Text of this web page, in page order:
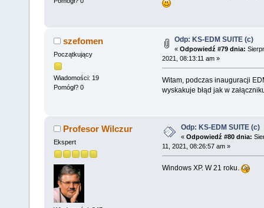
szefomen
Początkujący
Wiadomości: 19
Pomógł? 0
Odp: KS-EDM SUITE (c)
« Odpowiedź #79 dnia:
2021, 08:13:11 am »
Witam, podczas inauguracji
wyskakuje błąd jak w
Profesor Wilczur
Ekspert
Odp: KS-EDM SUITE (c)
« Odpowiedź #80 dnia:
11, 2021, 08:26:57 am »
Windows XP. W 21 roku.